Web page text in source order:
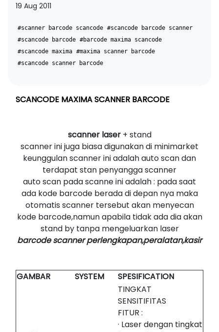
19 Aug 2011
#scanner barcode scancode #scancode barcode scanner
#scancode barcode #barcode maxima scancode
#scancode maxima #maxima scanner barcode
#scancode scanner barcode
SCANCODE MAXIMA SCANNER BARCODE
scanner laser+ stand
scanner ini juga biasa digunakan di minimarket
keunggulan scanner ini adalah auto scan dan
terdapat stan penyangga scanner
auto scan pada scanne ini adalah : pada saat
ada kode barcode berada di depan nya maka
otomatis scanner tersebut akan menyecan
kode barcode,namun apabila tidak ada dia akan
stand by tanpa mengeluarkan laser
barcode scanner perlengkapan,peralatan,kasir
GAMBAR SYSTEM SPESIFICATION
TINGKAT
SENSITIFITAS
FITUR :
· Laser dengan tingkat